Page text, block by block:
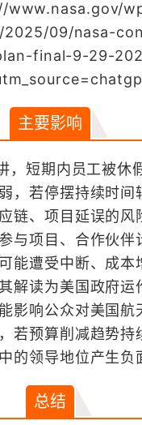
www.nasa.gov/
2025/09/nasa-
final-9-29-
主要影响
，短期内员工被休
，若停摆持续时间
链、项目延误的风
与项目、合作伙伴
能遭受中断、成本
解读为美国政府运
影响公众对美国航
若预算削减趋势持
的领导地位产生负
总结